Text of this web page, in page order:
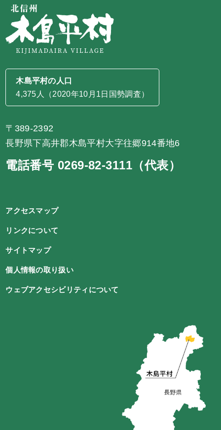
木島平村の人口
4,375人（2020年10月1日国勢調査）
〒389-2392
長野県下高井郡木島平村大字往郷914番地6
電話番号 0269-82-3111（代表）
アクセスマップ
リンクについて
サイトマップ
個人情報の取り扱い
ウェブアクセシビリティについて